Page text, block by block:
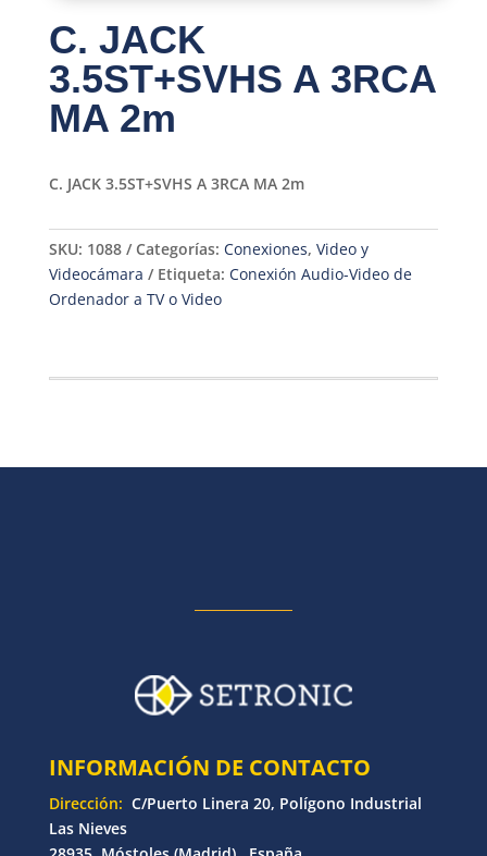
C. JACK
3.5ST+SVHS A 3RCA
MA 2m
C. JACK 3.5ST+SVHS A 3RCA MA 2m
SKU: 1088 Categorías: Conexiones, Video y
Videocámara
Etiqueta: Conexión Audio-Video de
Ordenador a TV o Video
INFORMACIÓN DE CONTACTO
Dirección: C/Puerto Linera 20, Polígono Industrial
Las Nieves